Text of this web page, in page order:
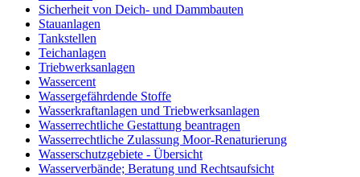
Sicherheit von Deich- und Dammbauten
Stauanlagen
Tankstellen
Teichanlagen
Triebwerksanlagen
Wassercent
Wassergefährdende Stoffe
Wasserkraftanlagen und Triebwerksanlagen
Wasserrechtliche Gestattung beantragen
Wasserrechtliche Zulassung Moor-Renaturierung
Wasserschutzgebiete - Übersicht
Wasserverbände; Beratung und Rechtsaufsicht